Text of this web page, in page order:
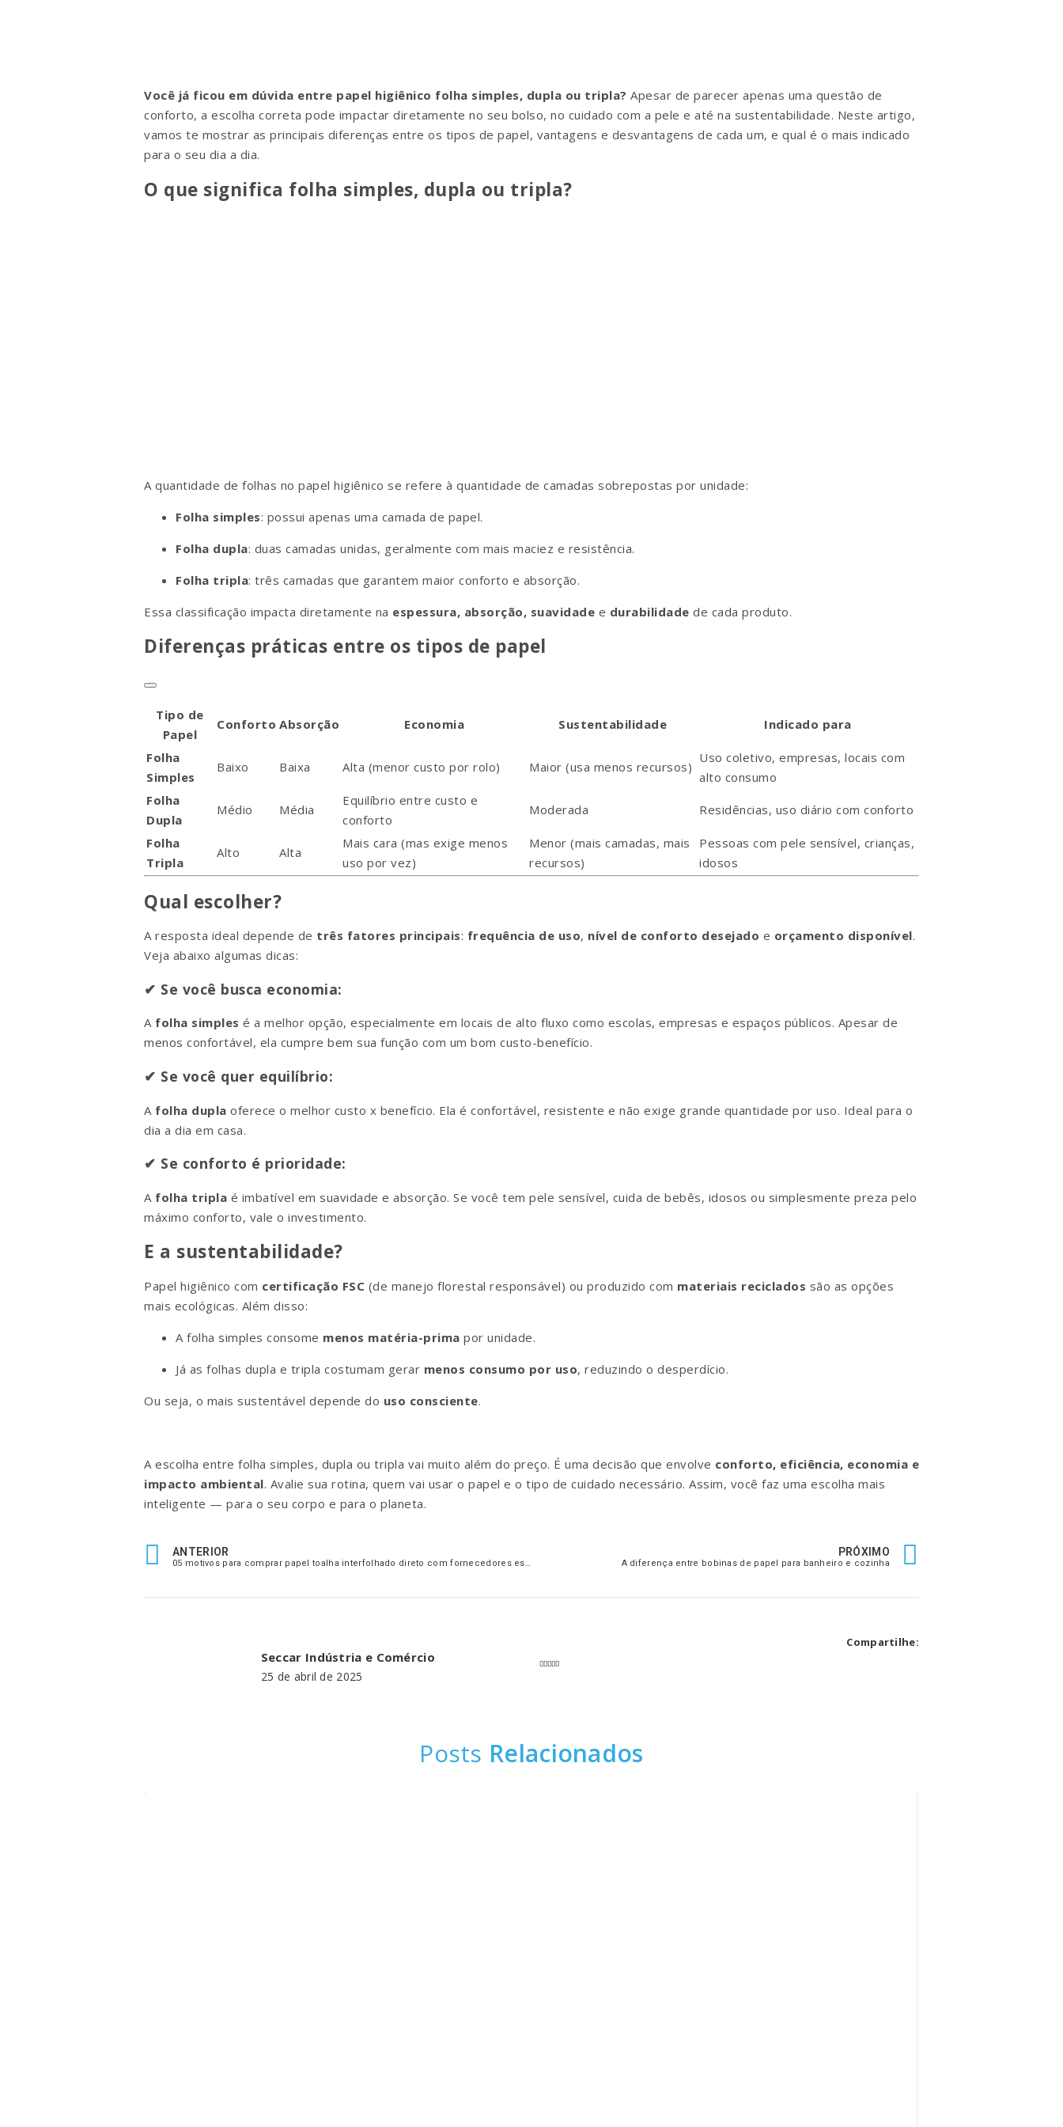
Você já ficou em dúvida entre papel higiênico folha simples, dupla ou tripla? Apesar de parecer apenas uma questão de
conforto, a escolha correta pode impactar diretamente no seu bolso, no cuidado com a pele e até na sustentabilidade. Neste artigo,
vamos te mostrar as principais diferenças entre os tipos de papel, vantagens e desvantagens de cada um, e qual é o mais indicado
para o seu dia a dia.
O que significa folha simples, dupla ou tripla?
A quantidade de folhas no papel higiênico se refere à quantidade de camadas sobrepostas por unidade:
Folha simples: possui apenas uma camada de papel.
Folha dupla: duas camadas unidas, geralmente com mais maciez e resistência.
Folha tripla: três camadas que garantem maior conforto e absorção.
Essa classificação impacta diretamente na espessura, absorção, suavidade e durabilidade de cada produto.
Diferenças práticas entre os tipos de papel
Tipo de
Papel
Conforto Absorção Economia Sustentabilidade Indicado para
Folha
Simples
Baixo Baixa Alta (menor custo por rolo) Maior (usa menos recursos)
Uso coletivo, empresas, locais com
alto consumo
Folha
Dupla
Médio Média
Equilíbrio entre custo e
conforto
Moderada Residências, uso diário com conforto
Folha
Tripla
Alto Alta
Mais cara (mas exige menos
uso por vez)
Menor (mais camadas, mais
recursos)
Pessoas com pele sensível, crianças,
idosos
Qual escolher?
A resposta ideal depende de três fatores principais: frequência de uso, nível de conforto desejado e orçamento disponível.
Veja abaixo algumas dicas:
✔ Se você busca economia:
A folha simples é a melhor opção, especialmente em locais de alto fluxo como escolas, empresas e espaços públicos. Apesar de
menos confortável, ela cumpre bem sua função com um bom custo-benefício.
✔ Se você quer equilíbrio:
A folha dupla oferece o melhor custo x benefício. Ela é confortável, resistente e não exige grande quantidade por uso. Ideal para o
dia a dia em casa.
✔ Se conforto é prioridade:
A folha tripla é imbatível em suavidade e absorção. Se você tem pele sensível, cuida de bebês, idosos ou simplesmente preza pelo
máximo conforto, vale o investimento.
E a sustentabilidade?
Papel higiênico com certificação FSC (de manejo florestal responsável) ou produzido com materiais reciclados são as opções
mais ecológicas. Além disso:
A folha simples consome menos matéria-prima por unidade.
Já as folhas dupla e tripla costumam gerar menos consumo por uso, reduzindo o desperdício.
Ou seja, o mais sustentável depende do uso consciente.
A escolha entre folha simples, dupla ou tripla vai muito além do preço. É uma decisão que envolve conforto, eficiência, economia e
impacto ambiental. Avalie sua rotina, quem vai usar o papel e o tipo de cuidado necessário. Assim, você faz uma escolha mais
inteligente — para o seu corpo e para o planeta.
ANTERIOR
05 motivos para comprar papel toalha interfolhado direto com fornecedores especializados
PRÓXIMO
A diferença entre bobinas de papel para banheiro e cozinha
Seccar Indústria e Comércio
25 de abril de 2025
Compartilhe:
Posts Relacionados